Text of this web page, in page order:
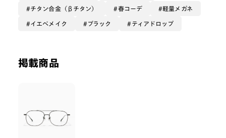
ぜひお試しください♪
チタン合金（βチタン） 春コーデ 軽量メガネ
イエベメイク ブラック ティアドロップ
掲載商品